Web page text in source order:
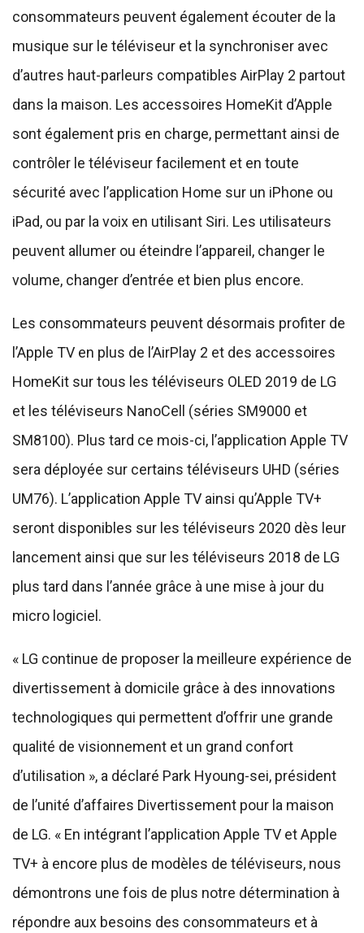
consommateurs peuvent également écouter de la
musique sur le téléviseur et la synchroniser avec
d’autres haut-parleurs compatibles AirPlay 2 partout
dans la maison. Les accessoires HomeKit d’Apple
sont également pris en charge, permettant ainsi de
contrôler le téléviseur facilement et en toute
sécurité avec l’application Home sur un iPhone ou
iPad, ou par la voix en utilisant Siri. Les utilisateurs
peuvent allumer ou éteindre l’appareil, changer le
volume, changer d’entrée et bien plus encore.
Les consommateurs peuvent désormais profiter de
l’Apple TV en plus de l’AirPlay 2 et des accessoires
HomeKit sur tous les téléviseurs OLED 2019 de LG
et les téléviseurs NanoCell (séries SM9000 et
SM8100). Plus tard ce mois-ci, l’application Apple TV
sera déployée sur certains téléviseurs UHD (séries
UM76). L’application Apple TV ainsi qu’Apple TV+
seront disponibles sur les téléviseurs 2020 dès leur
lancement ainsi que sur les téléviseurs 2018 de LG
plus tard dans l’année grâce à une mise à jour du
micro logiciel.
« LG continue de proposer la meilleure expérience de
divertissement à domicile grâce à des innovations
technologiques qui permettent d’offrir une grande
qualité de visionnement et un grand confort
d’utilisation », a déclaré Park Hyoung-sei, président
de l’unité d’affaires Divertissement pour la maison
de LG. « En intégrant l’application Apple TV et Apple
TV+ à encore plus de modèles de téléviseurs, nous
démontrons une fois de plus notre détermination à
répondre aux besoins des consommateurs et à